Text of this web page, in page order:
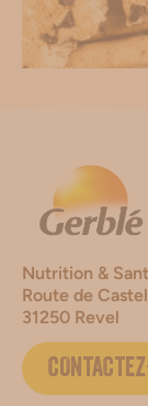
Nutrition &
Route de
31250 Revel